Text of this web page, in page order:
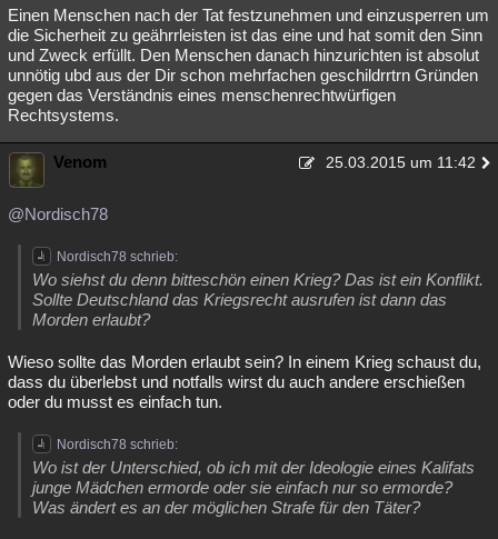
Einen Menschen nach der Tat festzunehmen und einzusperren um
die Sicherheit zu geährrleisten ist das eine und hat somit den Sinn
und Zweck erfüllt. Den Menschen danach hinzurichten ist absolut
unnötig ubd aus der Dir schon mehrfachen geschildrrtrn Gründen
gegen das Verständnis eines menschenrechtwürfigen
Rechtsystems.
Venom 25.03.2015 um 11:42
@Nordisch78
Nordisch78 schrieb:
Wo siehst du denn bitteschön einen Krieg? Das ist ein Konflikt.
Sollte Deutschland das Kriegsrecht ausrufen ist dann das
Morden erlaubt?
Wieso sollte das Morden erlaubt sein? In einem Krieg schaust du,
dass du überlebst und notfalls wirst du auch andere erschießen
oder du musst es einfach tun.
Nordisch78 schrieb:
Wo ist der Unterschied, ob ich mit der Ideologie eines Kalifats
junge Mädchen ermorde oder sie einfach nur so ermorde?
Was ändert es an der möglichen Strafe für den Täter?